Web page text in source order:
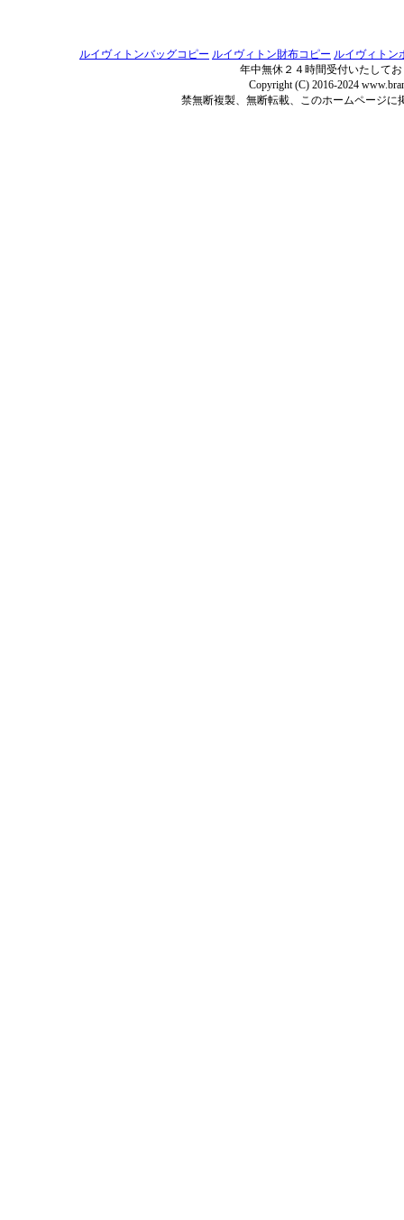
ルイヴィトンバッグコピー ルイヴィトン財布コピー ルイヴィトン
年中無休２４時間受付いたして
Copyright (C) 2016-2024
禁無断複製、無断転載、このホームページ